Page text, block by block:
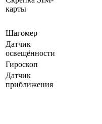
карты
Шагомер
Датчик
освещённости
Гироскоп
Датчик
приближения